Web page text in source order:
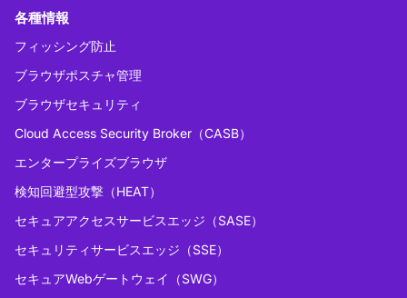
各種情報
フィッシング防止
ブラウザポスチャ管理
ブラウザセキュリティ
Cloud Access Security Broker（CASB）
エンタープライズブラウザ
検知回避型攻撃（HEAT）
セキュアアクセスサービスエッジ（SASE）
セキュリティサービスエッジ（SSE）
セキュアWebゲートウェイ（SWG）